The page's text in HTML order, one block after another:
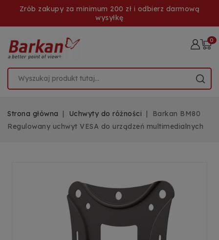
Zrób zakupy za minimum 200 zł i odbierz darmową
wysyłkę
0
Strona główna Uchwyty do różności
Barkan BM80
Regulowany uchwyt VESA do urządzeń multimedialnych